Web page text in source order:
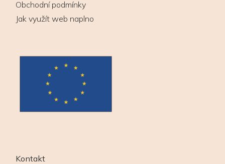
Obchodní podmínky
Jak využít web naplno
Kontakt